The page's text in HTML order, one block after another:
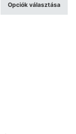
Opciók választása